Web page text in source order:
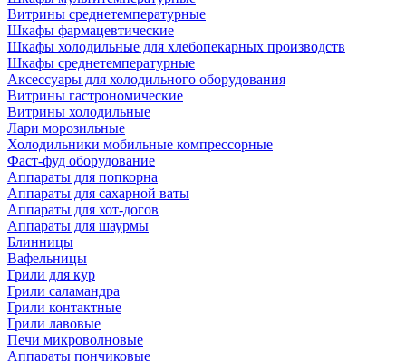
Витрины среднетемпературные
Шкафы фармацевтические
Шкафы холодильные для хлебопекарных производств
Шкафы среднетемпературные
Аксессуары для холодильного оборудования
Витрины гастрономические
Витрины холодильные
Лари морозильные
Холодильники мобильные компрессорные
Фаст-фуд оборудование
Аппараты для попкорна
Аппараты для сахарной ваты
Аппараты для хот-догов
Аппараты для шаурмы
Блинницы
Вафельницы
Грили для кур
Грили саламандра
Грили контактные
Грили лавовые
Печи микроволновые
Аппараты пончиковые